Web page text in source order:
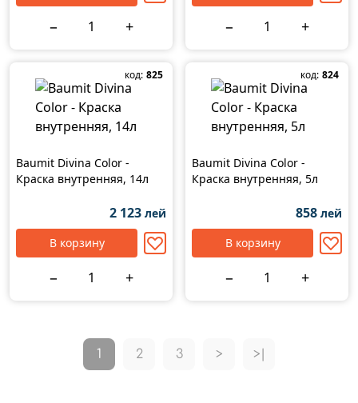
− + − +
код: 825
Baumit Divina Color -
Краска внутренняя, 14л
2 123 лей
В корзину
− +
код: 824
Baumit Divina Color -
Краска внутренняя, 5л
858 лей
В корзину
− +
1 2 3 > >|